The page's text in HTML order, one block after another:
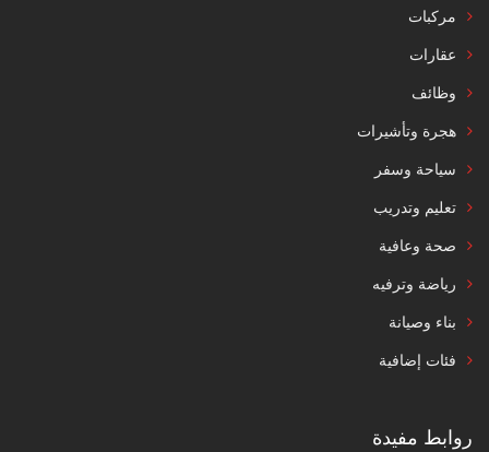
مركبات
عقارات
وظائف
هجرة وتأشيرات
سياحة وسفر
تعليم وتدريب
صحة وعافية
رياضة وترفيه
بناء وصيانة
فئات إضافية
روابط مفيدة